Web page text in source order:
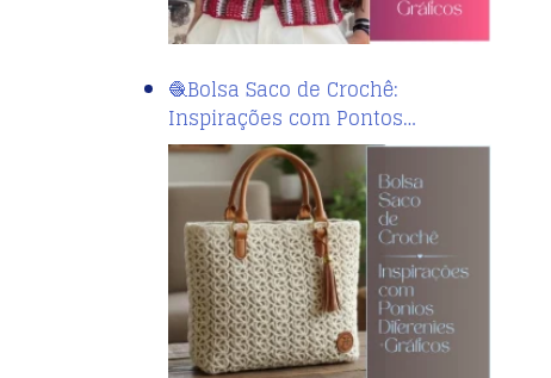
🧶Bolsa Saco de Crochê:
Inspirações com Pontos…